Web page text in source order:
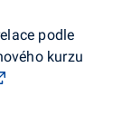
podle
kurzu